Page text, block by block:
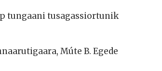
tungaani tusagassiortunik
Múte B. Egede